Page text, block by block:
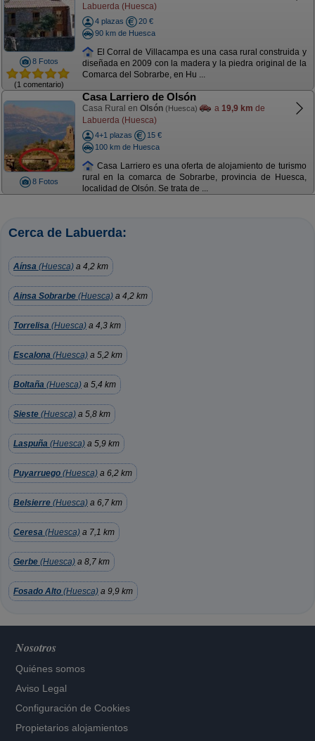
8 Fotos
(1 comentario)
Labuerda (Huesca)
4 plazas
20 €
90 km de Huesca
El Corral de Villacampa es una casa rural construida y
diseñada en 2009 con la madera y la piedra original de la
Comarca del Sobrarbe, en Hu ...
8 Fotos
Casa Larriero de Olsón
Casa Rural en Olsón (Huesca) a 19,9 km de
Labuerda (Huesca)
4+1 plazas
15 €
100 km de Huesca
Casa Larriero es una oferta de alojamiento de turismo
rural en la comarca de Sobrarbe, provincia de Huesca,
localidad de Olsón. Se trata de ...
Cerca de Labuerda:
Aínsa (Huesca) a 4,2 km
Ainsa Sobrarbe (Huesca) a 4,2 km
Torrelisa (Huesca) a 4,3 km
Escalona (Huesca) a 5,2 km
Boltaña (Huesca) a 5,4 km
Sieste (Huesca) a 5,8 km
Laspuña (Huesca) a 5,9 km
Puyarruego (Huesca) a 6,2 km
Belsierre (Huesca) a 6,7 km
Ceresa (Huesca) a 7,1 km
Gerbe (Huesca) a 8,7 km
Fosado Alto (Huesca) a 9,9 km
Nosotros
Quiénes somos
Aviso Legal
Configuración de Cookies
Propietarios alojamientos